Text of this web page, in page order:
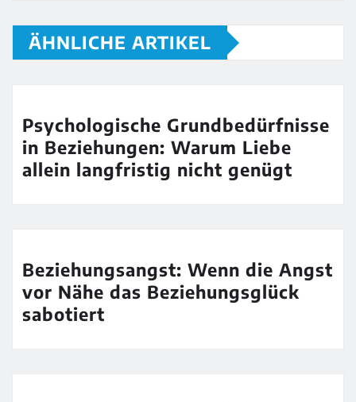
ÄHNLICHE ARTIKEL
Psychologische Grundbedürfnisse
in Beziehungen: Warum Liebe
allein langfristig nicht genügt
Beziehungsangst: Wenn die Angst
vor Nähe das Beziehungsglück
sabotiert